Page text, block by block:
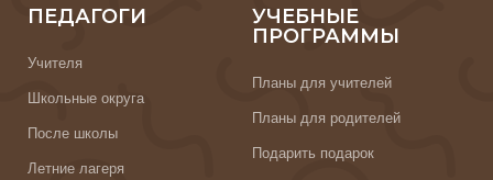
ПЕДАГОГИ
Учителя
Школьные округа
После школы
Летние лагеря
УЧЕБНЫЕ
ПРОГРАММЫ
Планы для учителей
Планы для родителей
Подарить подарок